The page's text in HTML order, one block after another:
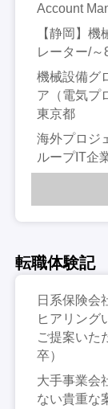
Account
【静岡】
レーター/
機械設備グ
ア（電気プ
東京都
海外プロジ
ループIT企
転職体験記
日系保険会
ヒアリング
ご提案いた
卒）
大手事業会
ない貴重な